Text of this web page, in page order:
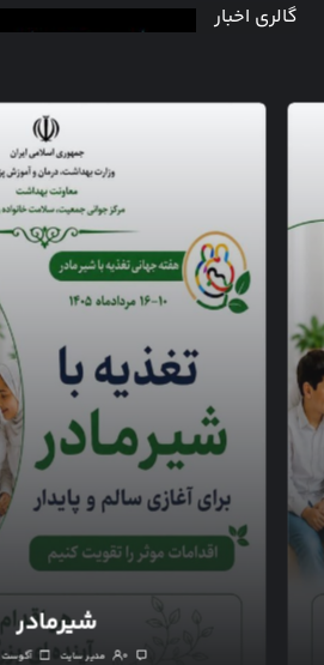
گالری اخبار
شیرمادر
آگوست ۵, ۲۰۲۶ مدیر سایت ۰